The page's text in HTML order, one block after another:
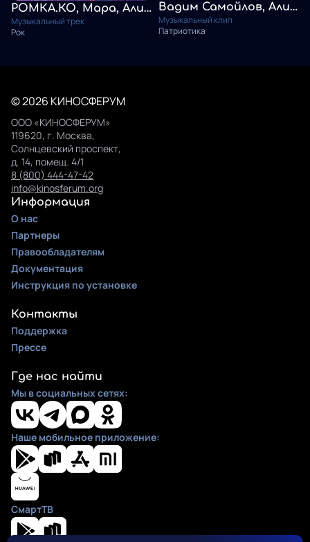
РОМКА.КО, Мара, Алиас Авидзба. Россия
Музыкальный трек
Рок
Вадим Самойлов, Алиас Авидзба, Арина Захлевнова, Вячеслав Запорожцев, Роман Козлов, Полина Стогнуто. Русский флаг
Музыкальный клип
Патриотика
© 2026 КИНОСФЕРУМ
ООО «КИНОСФЕРУМ»
119620, г. Москва,
Солнцевский проспект,
д. 14, помещ. 4/1
8 (800) 444-47-42
info@kinosferum.org
Информация
О нас
Партнеры
Правообладателям
Документация
Инструкция по установке
Контакты
Поддержка
Прессе
Где нас найти
Мы в социальных сетях:
Наше мобильное приложение:
СмартТВ